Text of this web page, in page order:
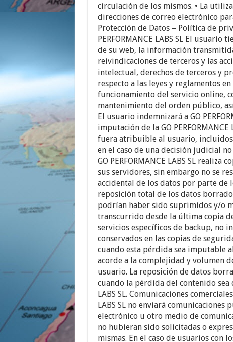
circulación de los mismos. • La
direcciones de correo electrónico
Protección de Datos – Política de
PERFORMANCE LABS SL El
de su web, la información
reivindicaciones de terceros y las
intelectual, derechos de terceros y
respecto a las leyes y reglamentos
funcionamiento del servicio online,
mantenimiento del orden público,
El usuario indemnizará a GO
imputación de la GO
fuera atribuible al usuario,
en el caso de una decisión judicial
GO PERFORMANCE LABS SL
sus servidores, sin embargo no se
accidental de los datos por parte de
reposición total de los datos
podrían haber sido suprimidos y/o
transcurrido desde la última copia
servicios específicos de backup, no
conservados en las copias de
cuando esta pérdida sea imputable
acorde a la complejidad y volumen
usuario. La reposición de datos
cuando la pérdida del contenido sea
LABS SL. Comunicaciones
LABS SL no enviará
electrónico u otro medio de
no hubieran sido solicitadas o
mismas. En el caso de usuarios con